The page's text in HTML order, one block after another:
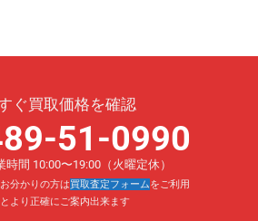
ぐ買取価格を確認
51-0990
時間 10:00〜19:00（火曜定休）
分かりの方は買取査定フォームをご利用
より正確にご案内出来ます